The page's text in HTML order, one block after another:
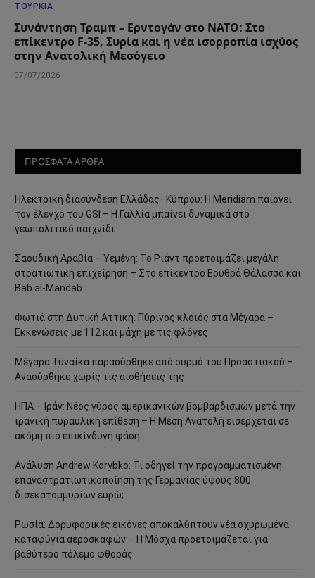
ΤΟΥΡΚΊΑ
Συνάντηση Τραμπ – Ερντογάν στο ΝΑΤΟ: Στο
επίκεντρο F-35, Συρία και η νέα ισορροπία ισχύος
στην Ανατολική Μεσόγειο
07/07/2026
ΠΡΟΣΦΑΤΑ ΑΡΘΡΑ
Ηλεκτρική διασύνδεση Ελλάδας–Κύπρου: Η Meridiam παίρνει
τον έλεγχο του GSI – Η Γαλλία μπαίνει δυναμικά στο
γεωπολιτικό παιχνίδι
Σαουδική Αραβία – Υεμένη: Το Ριάντ προετοιμάζει μεγάλη
στρατιωτική επιχείρηση – Στο επίκεντρο Ερυθρά Θάλασσα και
Bab al-Mandab
Φωτιά στη Δυτική Αττική: Πύρινος κλοιός στα Μέγαρα –
Εκκενώσεις με 112 και μάχη με τις φλόγες
Μέγαρα: Γυναίκα παρασύρθηκε από συρμό του Προαστιακού –
Ανασύρθηκε χωρίς τις αισθήσεις της
ΗΠΑ – Ιράν: Νέος γύρος αμερικανικών βομβαρδισμών μετά την
ιρανική πυραυλική επίθεση – Η Μέση Ανατολή εισέρχεται σε
ακόμη πιο επικίνδυνη φάση
Ανάλυση Andrew Korybko: Τι οδηγεί την προγραμματισμένη
επαναστρατιωτικοποίηση της Γερμανίας ύψους 800
δισεκατομμυρίων ευρώ;
Ρωσία: Δορυφορικές εικόνες αποκαλύπτουν νέα οχυρωμένα
καταφύγια αεροσκαφών – Η Μόσχα προετοιμάζεται για
βαθύτερο πόλεμο φθοράς